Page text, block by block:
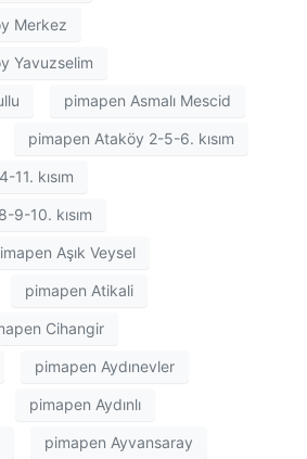
Merkez
Yavuzselim
pimapen Asmalı Mescid
pimapen Ataköy 2-5-6. kısım
kısım
9-10. kısım
Aşık Veysel
pimapen Atikali
Cihangir
pimapen Aydınevler
pimapen Aydınlı
pimapen Ayvansaray